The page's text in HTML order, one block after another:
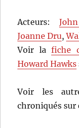
Acteurs:
Joanne Dru,
Voir lafiche
Howard Hawks
Voir les
chroniqués sur